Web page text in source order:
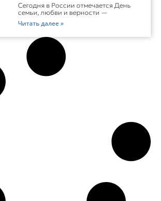
Сегодня в России отмечается День
семьи, любви и верности —
Читать далее »